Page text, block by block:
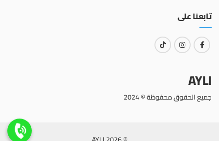
تابعنا على
AYLI
جميع الحقوق محفوظة © 2024